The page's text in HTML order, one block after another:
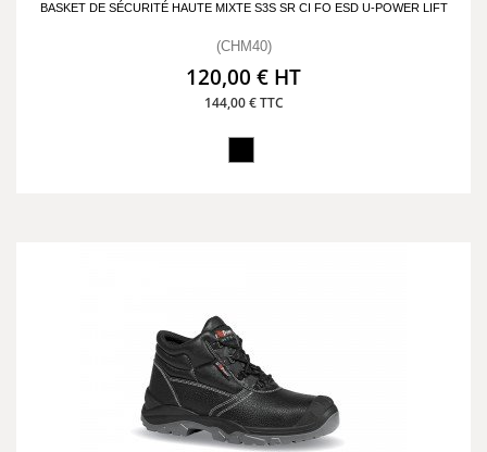
BASKET DE SÉCURITÉ HAUTE MIXTE S3S SR CI FO ESD U-POWER LIFT
(CHM40)
120,00 € HT
144,00 € TTC